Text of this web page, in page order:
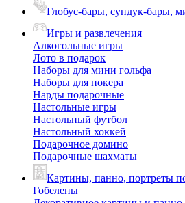
Глобус-бары, сундук-бары,
Игры и развлечения
Алкогольные игры
Лото в подарок
Наборы для мини гольфа
Наборы для покера
Нарды подарочные
Настольные игры
Настольный футбол
Настольный хоккей
Подарочное домино
Подарочные шахматы
Картины, панно, портреты
Гобелены